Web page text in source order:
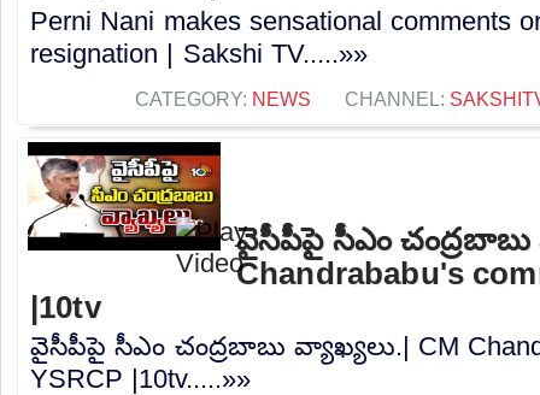
Perni Nani makes sensational comments
resignation | Sakshi TV.....»»
CATEGORY: NEWS CHANNEL:
వైసీపీపై సీఎం చంద్రబాబు
Chandrababu's
|10tv
వైసీపీపై సీఎం చంద్రబాబు వ్యాఖ్యలు.| CM
YSRCP |10tv.....»»